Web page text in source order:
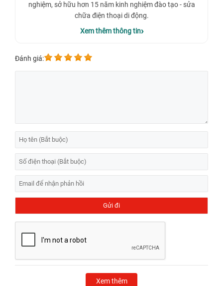
nghiệm, sở hữu hơn 15 năm kinh nghiệm đào tạo - sửa
chữa điện thoại di động.
Xem thêm thông tin
Đánh giá:
Xem thêm